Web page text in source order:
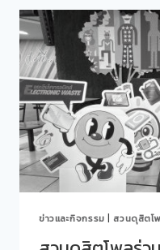
ร่วม
กับ
คณะ
พยาบาล
ศาสตร์
จัด
กิจกรรม
“คุย
สบายๆ…
STORY
TALK
ครั้ง
ที่
ข่าวและกิจกรรม สวนดุสิตโ